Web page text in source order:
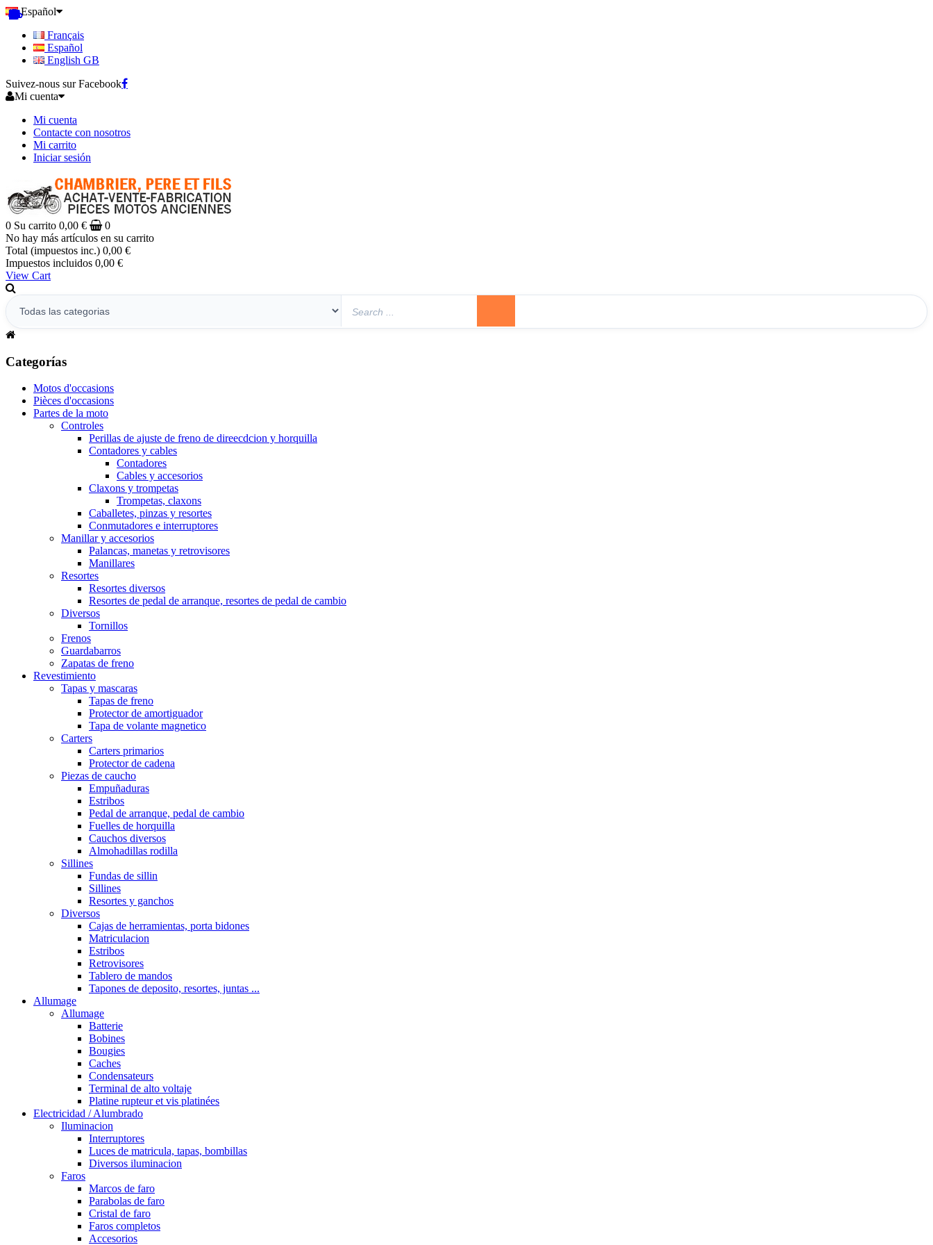
Español
Français
Español
English GB
Suivez-nous sur Facebook
Mi cuenta
Mi cuenta
Contacte con nosotros
Mi carrito
Iniciar sesión
0 Su carrito 0,00 €
0
No hay más artículos en su carrito
Total (impuestos inc.) 0,00 €
Impuestos incluidos 0,00 €
View Cart
Categorías
Motos d'occasions
Pièces d'occasions
Partes de la moto
Controles
Perillas de ajuste de freno de direecdcion y horquilla
Contadores y cables
Contadores
Cables y accesorios
Claxons y trompetas
Trompetas, claxons
Caballetes, pinzas y resortes
Conmutadores e interruptores
Manillar y accesorios
Palancas, manetas y retrovisores
Manillares
Resortes
Resortes diversos
Resortes de pedal de arranque, resortes de pedal de cambio
Diversos
Tornillos
Frenos
Guardabarros
Zapatas de freno
Revestimiento
Tapas y mascaras
Tapas de freno
Protector de amortiguador
Tapa de volante magnetico
Carters
Carters primarios
Protector de cadena
Piezas de caucho
Empuñaduras
Estribos
Pedal de arranque, pedal de cambio
Fuelles de horquilla
Cauchos diversos
Almohadillas rodilla
Sillines
Fundas de sillin
Sillines
Resortes y ganchos
Diversos
Cajas de herramientas, porta bidones
Matriculacion
Estribos
Retrovisores
Tablero de mandos
Tapones de deposito, resortes, juntas ...
Allumage
Allumage
Batterie
Bobines
Bougies
Caches
Condensateurs
Terminal de alto voltaje
Platine rupteur et vis platinées
Electricidad / Alumbrado
Iluminacion
Interruptores
Luces de matricula, tapas, bombillas
Diversos iluminacion
Faros
Marcos de faro
Parabolas de faro
Cristal de faro
Faros completos
Accesorios